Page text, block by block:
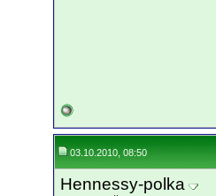
03.10.2010, 08:50
Hennessy-polka